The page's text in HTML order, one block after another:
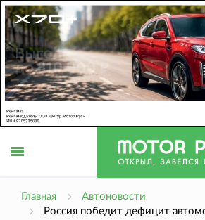
Главная
Автоновости
Россия победит дефицит